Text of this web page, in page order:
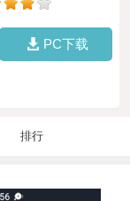
PC下载
排行